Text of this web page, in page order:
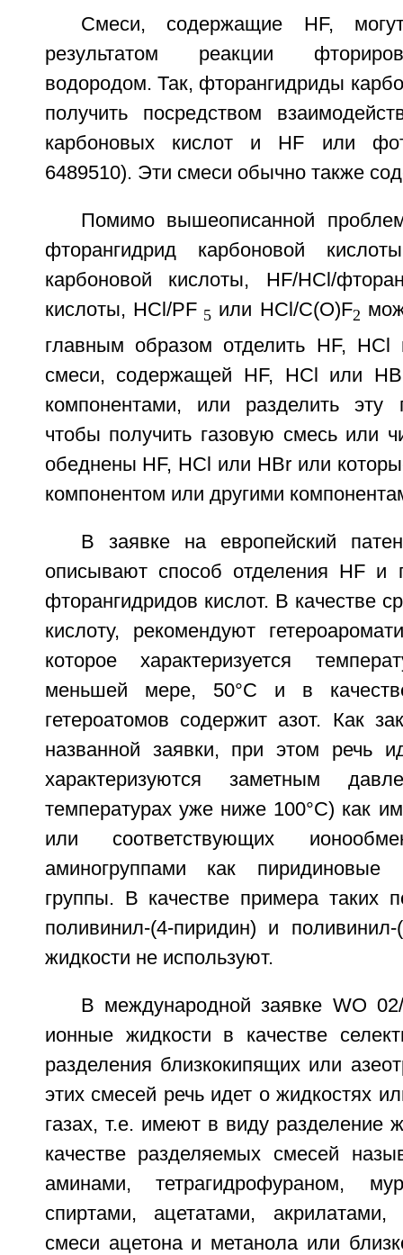
Смеси, содержащие HF,
результатом реакции
водородом. Так, фторангидриды
получить посредством
карбоновых кислот и HF или
6489510). Эти смеси обычно также
Помимо вышеописанной
фторангидрид карбоновой
карбоновой кислоты, HF/HCl/
кислоты, HCl/PF5 или HCl/C(O)F2
главным образом отделить HF, HCl
смеси, содержащей HF, HCl или
компонентами, или разделить эту
чтобы получить газовую смесь или
обеднены HF, HCl или HBr или
компонентом или другими
В заявке на европейский
описывают способ отделения HF и
фторангидридов кислот. В качестве
кислоту, рекомендуют
которое характеризуется
меньшей мере, 50°С и в
гетероатомов содержит азот. Как
названной заявки, при этом речь
характеризуются заметным
температурах уже ниже 100°С) как
или соответствующих
аминогруппами как пиридиновые
группы. В качестве примера таких
поливинил-(4-пиридин) и
жидкости не используют.
В международной заявке WO
ионные жидкости в качестве
разделения близкокипящих или
этих смесей речь идет о жидкостях
газах, т.е. имеют в виду разделение
качестве разделяемых смесей
аминами, тетрагидрофураном,
спиртами, ацетатами, акрилатами,
смеси ацетона и метанола или